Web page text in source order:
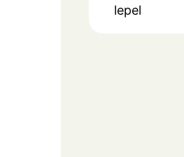
lepel